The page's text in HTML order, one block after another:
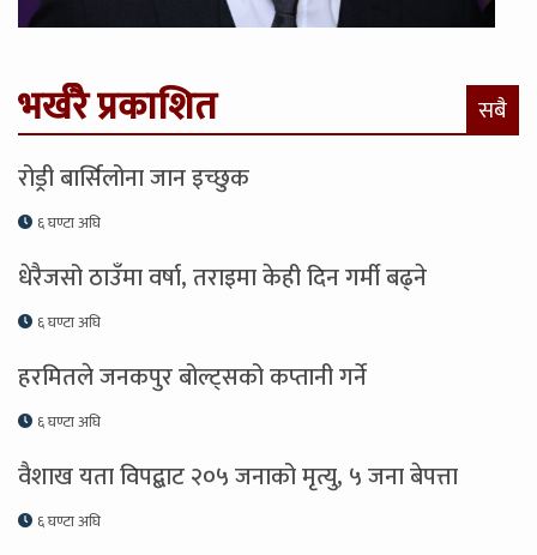
भर्खरै प्रकाशित सबै
रोड्री बार्सिलोना जान इच्छुक
६ घण्टा अघि
धेरैजसो ठाउँमा वर्षा, तराइमा केही दिन गर्मी बढ्ने
६ घण्टा अघि
हरमितले जनकपुर बोल्ट्सको कप्तानी गर्ने
६ घण्टा अघि
वैशाख यता विपद्बाट २०५ जनाको मृत्यु, ५ जना बेपत्ता
६ घण्टा अघि